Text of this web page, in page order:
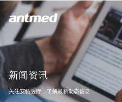
新闻资讯
关注安特医疗，了解最新动态信息